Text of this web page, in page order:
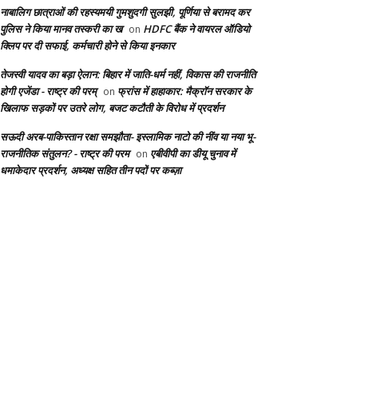
नाबालिग छात्राओं की रहस्यमयी गुमशुदगी सुलझी, पूर्णिया से बरामद कर
पुलिस ने किया मानव तस्करी का ख on HDFC बैंक ने वायरल ऑडियो
क्लिप पर दी सफाई, कर्मचारी होने से किया इनकार
तेजस्वी यादव का बड़ा ऐलान: बिहार में जाति-धर्म नहीं, विकास की राजनीति
होगी एजेंडा - राष्ट्र की परम् on फ्रांस में हाहाकार: मैक्रॉन सरकार के
खिलाफ सड़कों पर उतरे लोग, बजट कटौती के विरोध में प्रदर्शन
सऊदी अरब-पाकिस्तान रक्षा समझौता- इस्लामिक नाटो की नींव या नया भू-
राजनीतिक संतुलन? - राष्ट्र की परम on एबीवीपी का डीयू चुनाव में
धमाकेदार प्रदर्शन, अध्यक्ष सहित तीन पदों पर कब्ज़ा